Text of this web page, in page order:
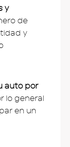
y
de
y
auto por
lo general
en un